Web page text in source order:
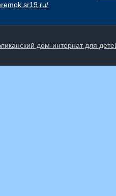
дом-интернат для